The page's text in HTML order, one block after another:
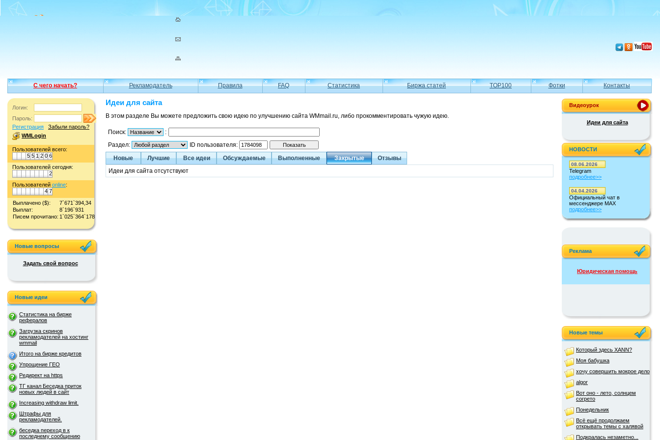
С чего начать? Рекламодатель Правила FAQ Статистика Биржа статей TOP100 Фотки Контакты
Логин:
Пароль:
Регистрация
Забыли пароль?
WMLogin
Пользователей всего:
5 5 1 2 0 6
Пользователей сегодня:
2
Пользователей online:
4 7
Выплачено ($):
7`671`394,34
Выплат:
8`196`931
Писем прочитано: 1`025`364`178
Новые вопросы
Задать свой вопрос
Новые идеи
Статистика на бирже
рефералов
Загрузка скринов
рекламодателей на хостинг
wmmail
Итого на бирже кредитов
Упрощение ГЕО
Редирект на https
ТГ канал Беседка приток
новых людей в сайт
Increasing withdraw limit.
Штрафы для
рекламодателей.
беседка переход в к
последнему сообщению
Идеи для сайта
В этом разделе Вы можете предложить свою идею по улучшению сайта WMmail.ru, либо прокомментировать чужую идею.
Поиск:
:
Раздел:
ID пользователя:
Новые
Лучшие Все идеи Обсуждаемые Выполненные Закрытые
Отзывы
Идеи для сайта отсутствуют
Видеоурок
Идеи для сайта
НОВОСТИ
08.06.2026
Telegram
подробнее>>
04.04.2026
Официальный чат в
мессенджере MAX
подробнее>>
Реклама
Юридическая помощь
Новые темы
Который здесь XANN?
Моя бабушка
хочу совершить мокрое дело
algor
Вот оно - лето, солнцем
согрето
Понедельник
Всё ещё продолжаем
открывать темы с халявой
Подкралась незаметно...